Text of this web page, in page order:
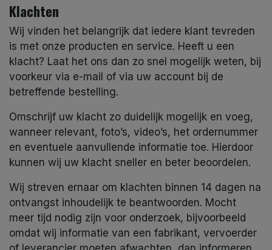
Klachten
Wij vinden het belangrijk dat iedere klant tevreden
is met onze producten en service. Heeft u een
klacht? Laat het ons dan zo snel mogelijk weten, bij
voorkeur via e-mail of via uw account bij de
betreffende bestelling.
Omschrijf uw klacht zo duidelijk mogelijk en voeg,
wanneer relevant, foto’s, video’s, het ordernummer
en eventuele aanvullende informatie toe. Hierdoor
kunnen wij uw klacht sneller en beter beoordelen.
Wij streven ernaar om klachten binnen 14 dagen na
ontvangst inhoudelijk te beantwoorden. Mocht
meer tijd nodig zijn voor onderzoek, bijvoorbeeld
omdat wij informatie van een fabrikant, vervoerder